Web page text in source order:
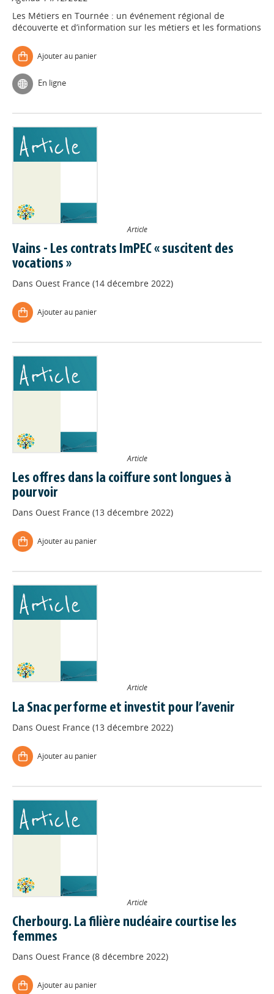
Les Métiers en Tournée : un événement régional de
découverte et d’information sur les métiers et les formations
Ajouter au panier
En ligne
Article
Vains - Les contrats ImPEC « suscitent des
vocations »
Dans Ouest France (14 décembre 2022)
Ajouter au panier
Article
Les offres dans la coiffure sont longues à
pourvoir
Dans Ouest France (13 décembre 2022)
Ajouter au panier
Article
La Snac performe et investit pour l’avenir
Dans Ouest France (13 décembre 2022)
Ajouter au panier
Article
Cherbourg. La filière nucléaire courtise les
femmes
Dans Ouest France (8 décembre 2022)
Ajouter au panier